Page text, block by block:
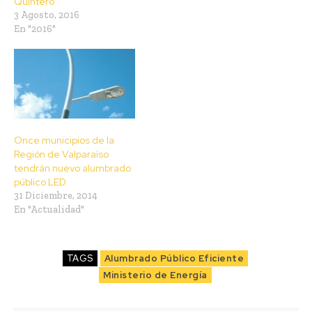
3 Agosto, 2016
En "2016"
Once municipios de la
Región de Valparaíso
tendrán nuevo alumbrado
público LED
31 Diciembre, 2014
En "Actualidad"
TAGS
Alumbrado Público Eficiente
Ministerio de Energía